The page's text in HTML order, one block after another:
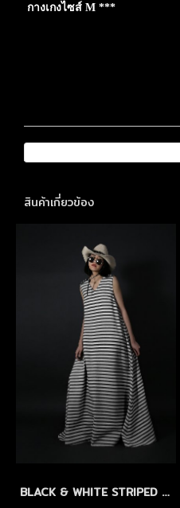
กางเกงไซส์ M ***
สินค้าเกี่ยวข้อง
BLACK & WHITE STRIPED LINEN MAXI DRESS by WLS - แม็กซี่เดรสลินิน ลายทางขาว-ดำ